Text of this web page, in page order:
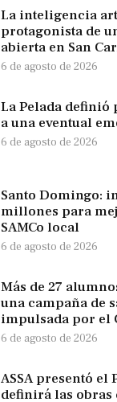
La inteligencia
protagonista de
abierta en San
6 de agosto de 2026
La Pelada
a una eventual
6 de agosto de 2026
Santo Domingo:
millones para
SAMCo local
6 de agosto de 2026
Más de 27
una campaña de
impulsada por el
6 de agosto de 2026
ASSA presentó
definirá las obras